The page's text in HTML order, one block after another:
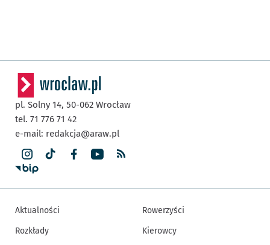
pl. Solny 14, 50-062 Wrocław
tel. 71 776 71 42
e-mail: redakcja@araw.pl
Aktualności
Rozkłady
Rowerzyści
Kierowcy